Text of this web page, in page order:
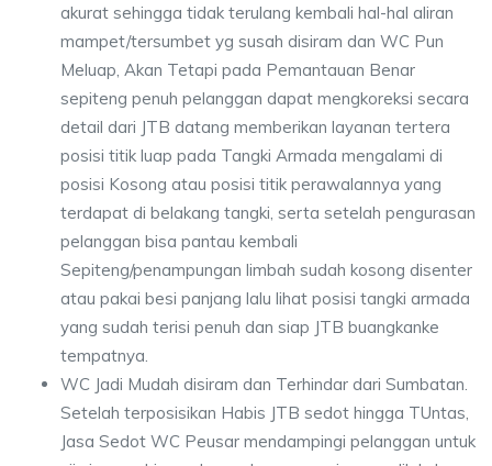
akurat sehingga tidak terulang kembali hal-hal aliran
mampet/tersumbet yg susah disiram dan WC Pun
Meluap, Akan Tetapi pada Pemantauan Benar
sepiteng penuh pelanggan dapat mengkoreksi secara
detail dari JTB datang memberikan layanan tertera
posisi titik luap pada Tangki Armada mengalami di
posisi Kosong atau posisi titik perawalannya yang
terdapat di belakang tangki, serta setelah pengurasan
pelanggan bisa pantau kembali
Sepiteng/penampungan limbah sudah kosong disenter
atau pakai besi panjang lalu lihat posisi tangki armada
yang sudah terisi penuh dan siap JTB buangkanke
tempatnya.
WC Jadi Mudah disiram dan Terhindar dari Sumbatan.
Setelah terposisikan Habis JTB sedot hingga TUntas,
Jasa Sedot WC Peusar mendampingi pelanggan untuk